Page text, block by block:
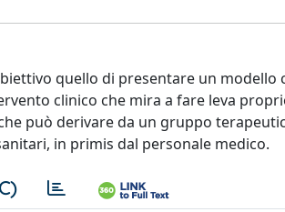
quello di presentare un modello
clinico che mira a fare leva
può derivare da un gruppo
in primis dal personale medico.